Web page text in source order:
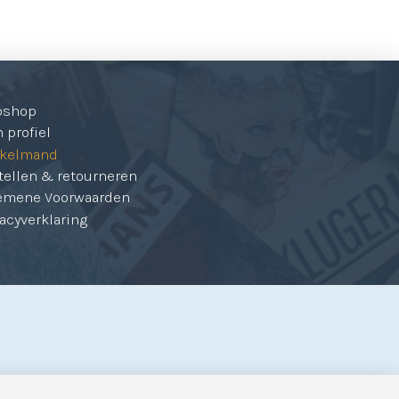
profiel
& retourneren
Voorwaarden